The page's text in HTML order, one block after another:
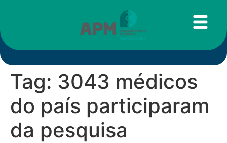
Tag: 3043 médicos
do país participaram
da pesquisa